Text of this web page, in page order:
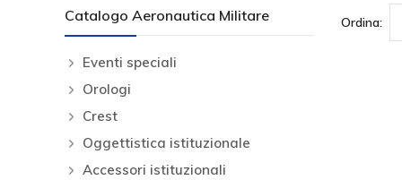
Catalogo Aeronautica Militare
Eventi speciali
Orologi
Crest
Oggettistica istituzionale
Accessori istituzionali
Ordina: